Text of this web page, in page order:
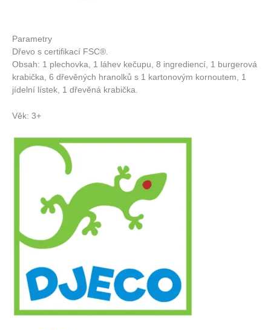
Parametry
Dřevo s certifikací FSC®.
Obsah: 1 plechovka, 1 láhev kečupu, 8 ingrediencí, 1 burgerová
krabička, 6 dřevěných hranolků s 1 kartonovým kornoutem, 1
jídelní lístek, 1 dřevěná krabička.
Věk: 3+